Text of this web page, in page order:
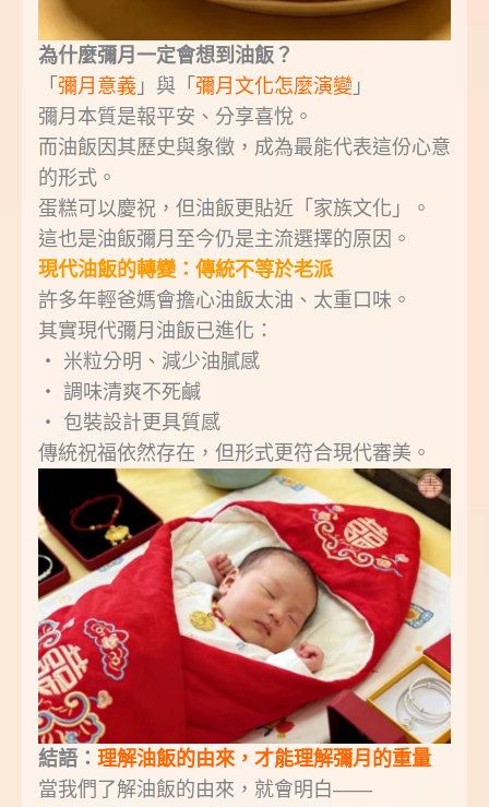
為什麼彌月一定會想到油飯？
「 彌月意義 」與「 彌月文化怎麼演變 」
彌月本質是報平安、分享喜悅。
而油飯因其歷史與象徵，成為最能代表這份心意
的形式。
蛋糕可以慶祝，但油飯更貼近「家族文化」。
這也是油飯彌月至今仍是主流選擇的原因。
現代油飯的轉變：傳統不等於老派
許多年輕爸媽會擔心油飯太油、太重口味。
其實現代彌月油飯已進化：
‧ 米粒分明、減少油膩感
‧ 調味清爽不死鹹
‧ 包裝設計更具質感
傳統祝福依然存在，但形式更符合現代審美。
結語：理解油飯的由來，才能理解彌月的重量
當我們了解油飯的由來，就會明白——